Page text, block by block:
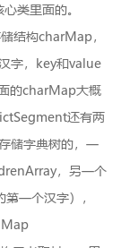
类里面的。
结构charMap，
字，key和value
的charMap大概
还有两
储字典树的，一
，另一个
一个汉字），